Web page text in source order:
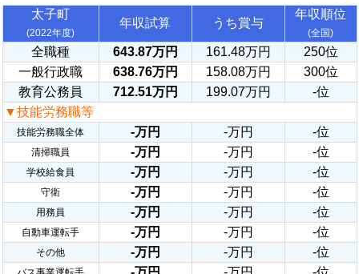
太子町
(2022年度)
年収試算 うち賞与
年収順位
(全国)
全職種 643.87万円 161.48万円
250位
一般行政職
638.76万円 158.08万円
300位
教育公務員
712.51万円 199.07万円
-位
▼技能労務職等
技能労務職全体 -万円 -万円 -位
清掃職員 -万円 -万円 -位
学校給食員 -万円 -万円 -位
守衛 -万円 -万円 -位
用務員 -万円 -万円 -位
自動車運転手 -万円 -万円 -位
その他 -万円 -万円 -位